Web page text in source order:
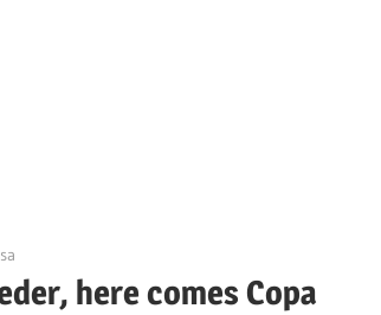
here comes Copa